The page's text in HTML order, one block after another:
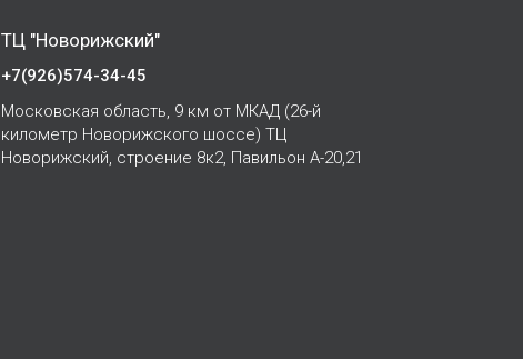
ТЦ "Новорижский"
+7(926)574-34-45
Московская область, 9 км от МКАД (26-й
километр Новорижского шоссе) ТЦ
Новорижский, строение 8к2, Павильон А-20,21